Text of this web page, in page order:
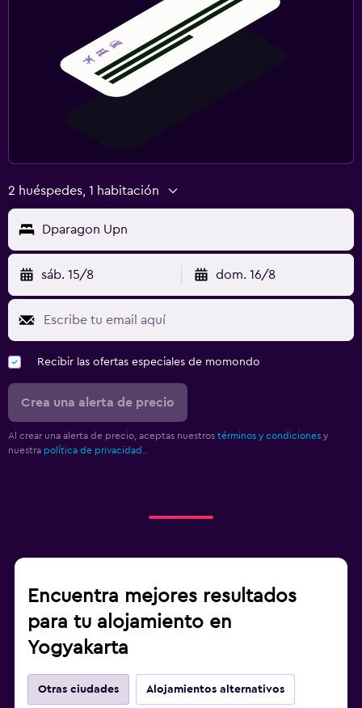
2 huéspedes, 1 habitación
Dparagon Upn
sáb. 15/8 dom. 16/8
Recibir las ofertas especiales de momondo
Crea una alerta de precio
Al crear una alerta de precio, aceptas nuestros términos y condiciones y
nuestra política de privacidad.
Encuentra mejores resultados
para tu alojamiento en
Yogyakarta
Otras ciudades Alojamientos alternativos